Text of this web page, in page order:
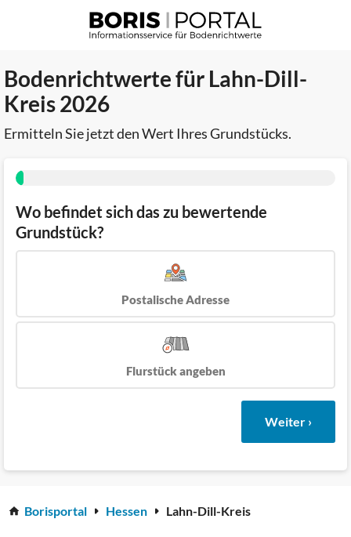
Bodenrichtwerte für Lahn-Dill-
Kreis 2026
Ermitteln Sie jetzt den Wert Ihres Grundstücks.
Wo befindet sich das zu bewertende
Grundstück?
Postalische Adresse
Flurstück angeben
Weiter ›
Borisportal Hessen Lahn-Dill-Kreis